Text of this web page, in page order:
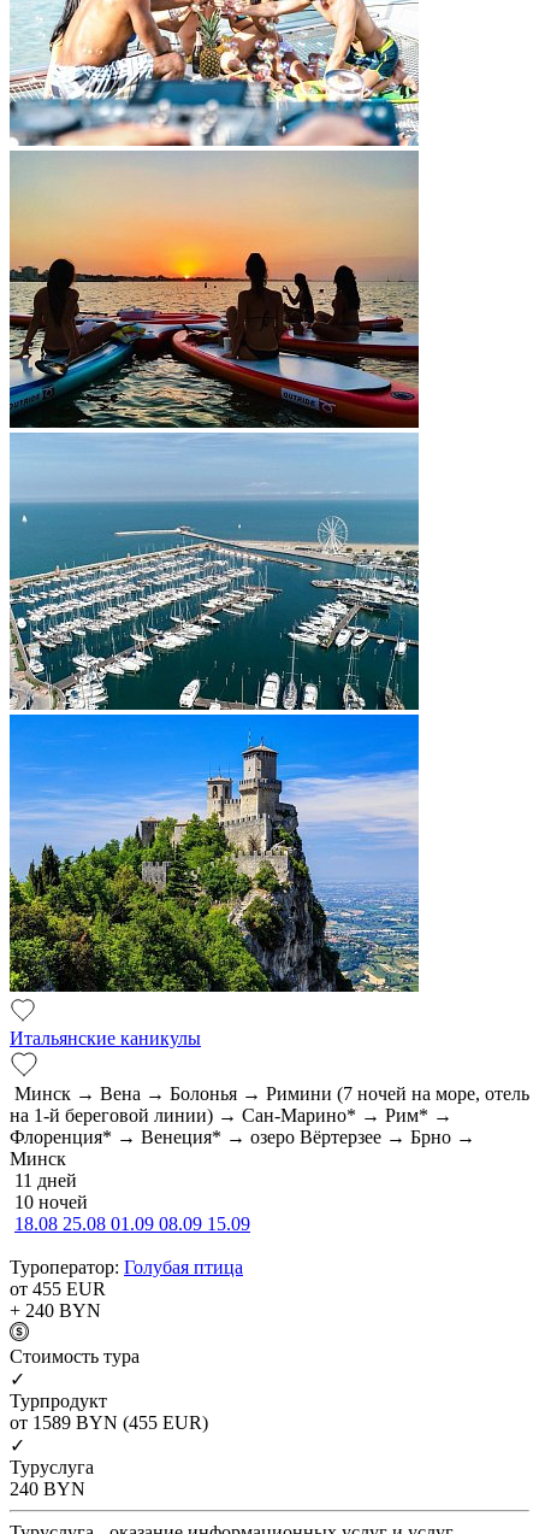
Итальянские каникулы
Минск → Вена → Болонья → Римини (7 ночей на море, отель
на 1-й береговой линии) → Сан-Марино* → Рим* →
Флоренция* → Венеция* → озеро Вёртерзее → Брно →
Минск
11 дней
10 ночей
18.08 25.08 01.09 08.09 15.09
Туроператор: Голубая птица
от 455 EUR
+ 240 BYN
Cтоимость тура
✓
Турпродукт
от 1589 BYN (455 EUR)
✓
Туруслуга
240 BYN